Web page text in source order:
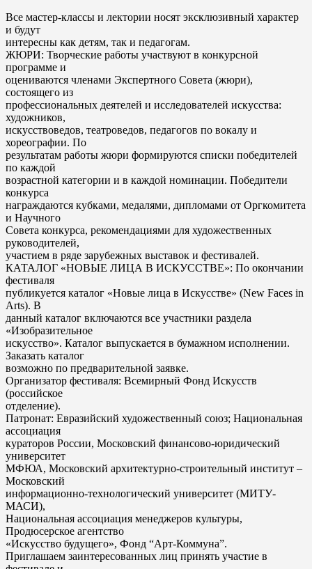
Все мастер-классы и лектории носят эксклюзивный характер
и будут
интересны как детям, так и педагогам.
ЖЮРИ: Творческие работы участвуют в конкурсной
программе и
оцениваются членами Экспертного Совета (жюри),
состоящего из
профессиональных деятелей и исследователей искусства:
художников,
искусствоведов, театроведов, педагогов по вокалу и
хореографии. По
результатам работы жюри формируются списки победителей
по каждой
возрастной категории и в каждой номинации. Победители
конкурса
награждаются кубками, медалями, дипломами от Оргкомитета
и Научного
Совета конкурса, рекомендациями для художественных
руководителей,
участием в ряде зарубежных выставок и фестивалей.
КАТАЛОГ «НОВЫЕ ЛИЦА В ИСКУССТВЕ»: По окончании
фестиваля
публикуется каталог «Новые лица в Искусстве» (New Faces in
Arts). В
данный каталог включаются все участники раздела
«Изобразительное
искусство». Каталог выпускается в бумажном исполнении.
Заказать каталог
возможно по предварительной заявке.
Организатор фестиваля: Всемирный Фонд Искусств
(российское
отделение).
Патронат: Евразийский художественный союз; Национальная
ассоциация
кураторов России, Московский финансово-юридический
университет
МФЮА, Московский архитектурно-строительный институт –
Московский
информационно-технологический университет (МИТУ-
МАСИ),
Национальная ассоциация менеджеров культуры,
Продюсерское агентство
«Искусство будущего», Фонд “Арт-Коммуна”.
Приглашаем заинтересованных лиц принять участие в